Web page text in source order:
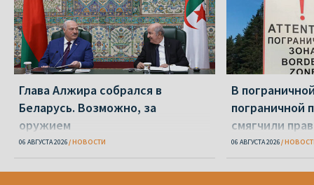
Глава Алжира собрался в
Беларусь. Возможно, за
оружием
06 АВГУСТА 2026 НОВОСТИ
В
пограничной
смягчили
06 АВГУСТА 2026